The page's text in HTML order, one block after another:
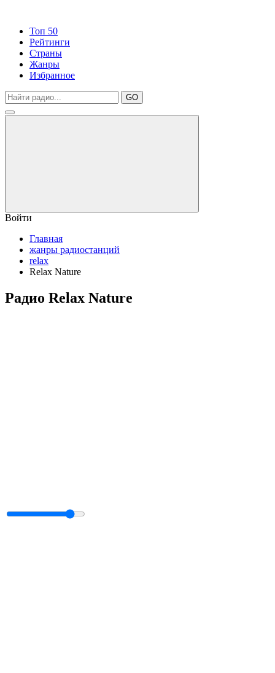
Топ 50
Рейтинги
Страны
Жанры
Избранное
GO
Войти
Главная
жанры радиостанций
relax
Relax Nature
Радио Relax Nature